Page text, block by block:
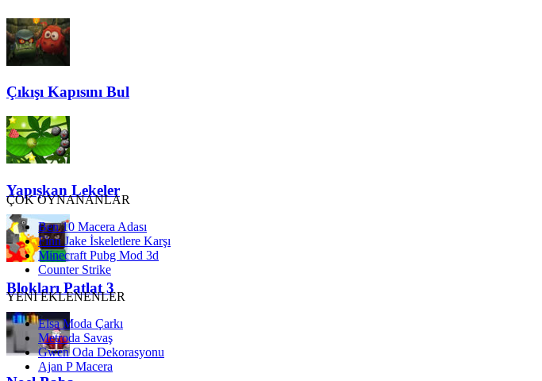
Çıkışı Kapısını Bul
Yapışkan Lekeler
Blokları Patlat 3
ÇOK OYNANANLAR
Ben 10 Macera Adası
Finn Jake İskeletlere Karşı
Minecraft Pubg Mod 3d
Counter Strike
YENİ EKLENENLER
Elsa Moda Çarkı
Metroda Savaş
Gwen Oda Dekorasyonu
Ajan P Macera